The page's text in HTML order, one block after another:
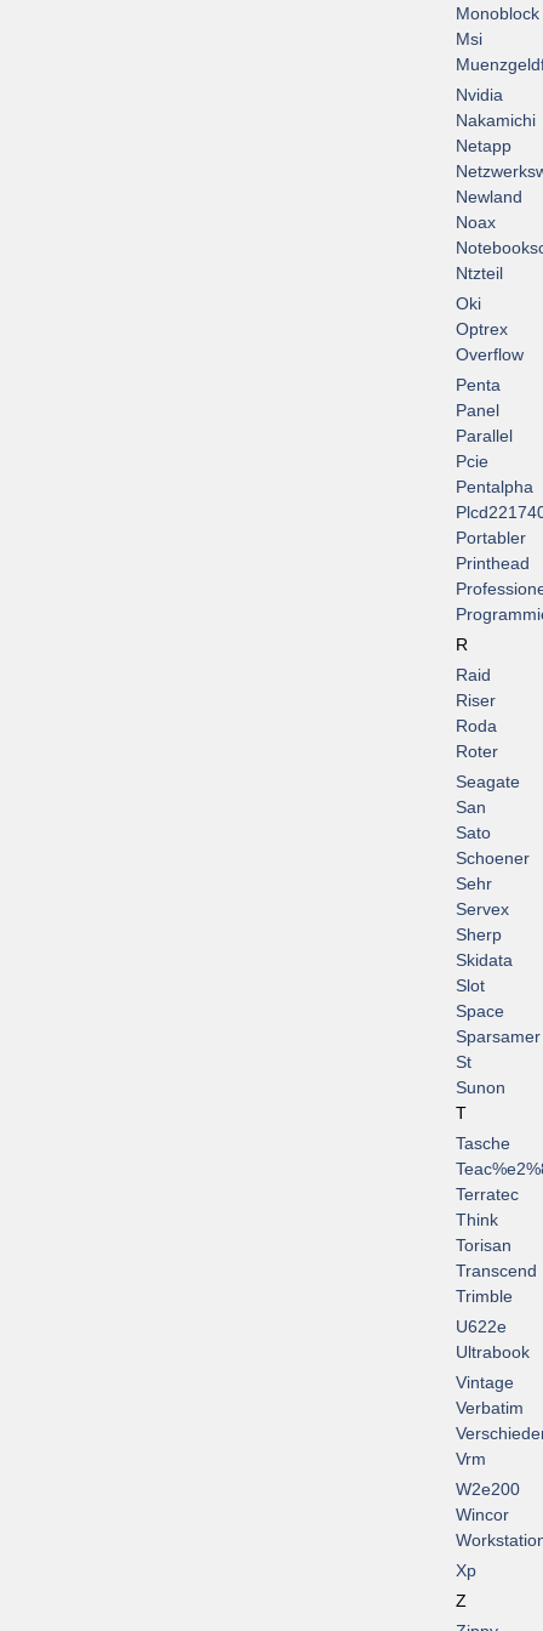
Monoblock
Msi
Nvidia
Nakamichi
Netapp
Newland
Noax
Ntzteil
Oki
Optrex
Overflow
Penta
Panel
Parallel
Pcie
Pentalpha
Portabler
Printhead
R
Raid
Riser
Roda
Roter
Seagate
San
Sato
Schoener
Sehr
Servex
Sherp
Skidata
Slot
Space
Sparsamer
St
Sunon
T
Tasche
Terratec
Think
Torisan
Transcend
Trimble
U622e
Ultrabook
Vintage
Verbatim
Vrm
W2e200
Wincor
Xp
Z